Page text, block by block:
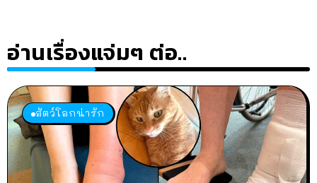
อ่านเรื่องแจ่มๆ ต่อ..
สัตว์โลกน่ารัก